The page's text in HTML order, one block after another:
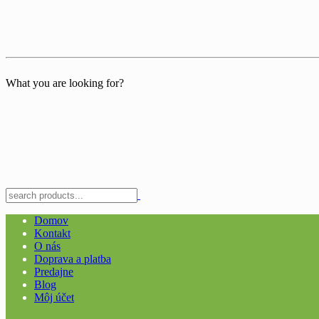
What you are looking for?
Domov
Kontakt
O nás
Doprava a platba
Predajne
Blog
Môj účet